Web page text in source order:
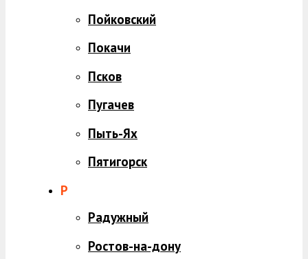
Пойковский
Покачи
Псков
Пугачев
Пыть-Ях
Пятигорск
Р
Радужный
Ростов-на-дону